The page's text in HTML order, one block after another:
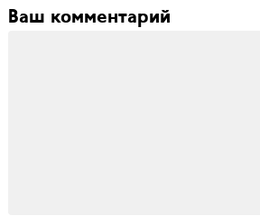
Ваш комментарий